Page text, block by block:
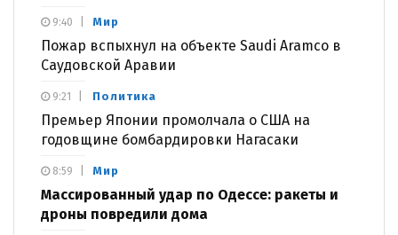
Мир
Пожар вспыхнул на объекте Saudi Aramco в
Саудовской Аравии
9:40
Политика
Премьер Японии промолчала о США на
годовщине бомбардировки Нагасаки
9:21
Мир
Массированный удар по Одессе: ракеты и
дроны повредили дома
8:59